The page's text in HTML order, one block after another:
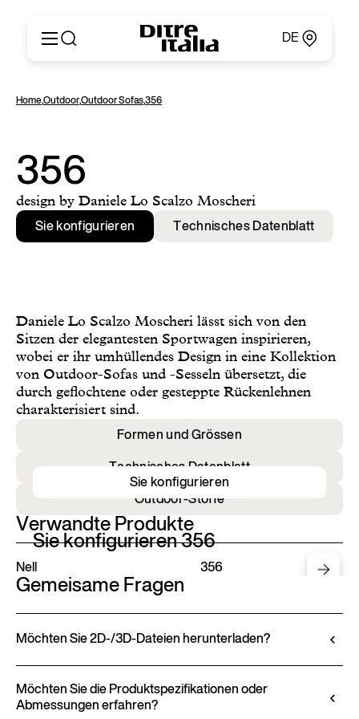
DE
Produkte
Kataloge und Materialien
Ditre Italia für Fachleute
Verkaufsstellen
Nachrichten & Presse
Geschützer Bereich
English
Español
Русский
简体中文
Home,Outdoor,Outdoor Sofas,356
356
design by Daniele Lo Scalzo Moscheri
Sie konfigurieren Technisches Datenblatt
Daniele Lo Scalzo Moscheri lässt sich von den
Sitzen der elegantesten Sportwagen inspirieren,
wobei er ihr umhüllendes Design in eine Kollektion
von Outdoor-Sofas und -Sesseln übersetzt, die
durch geflochtene oder gesteppte Rückenlehnen
charakterisiert sind.
Formen und Grössen
Technisches Datenblatt
Outdoor-Stoffe
Sie konfigurieren 356
Sie konfigurieren
Verwandte Produkte
Nell 356
Gemeisame Fragen
Möchten Sie 2D-/3D-Dateien herunterladen?
Anpassung seiner Produkte über den 3D-
Konfigurator. Dieses Tool erlaubt es Ihnen, das
Möchten Sie die Produktspezifikationen oder
Abmessungen erfahren?